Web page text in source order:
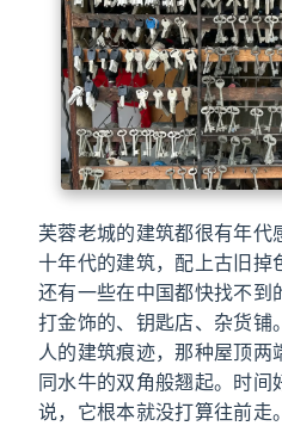
芙蓉老城的建筑都很有年代
十年代的建筑，配上古旧掉
还有一些在中国都快找不
打金饰的、钥匙店、杂货铺
人的建筑痕迹，那种屋顶两
同水牛的双角般翘起。时
说，它根本就没打算往前走。